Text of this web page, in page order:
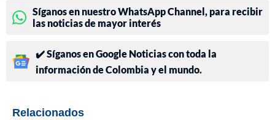
Síganos en nuestro WhatsApp Channel, para recibir
las noticias de mayor interés
✔️ Síganos en Google Noticias con toda la
información de Colombia y el mundo.
Relacionados